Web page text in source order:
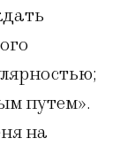
путем».
на